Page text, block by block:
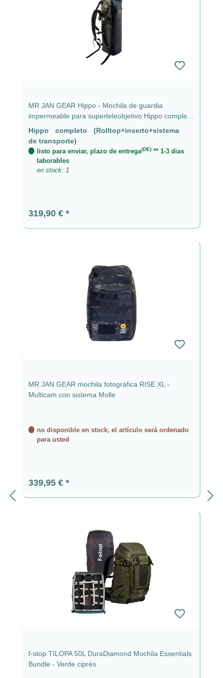
MR JAN GEAR Hippo - Mochila de guardia
impermeable para superteleobjetivo Hippo completa
(cierre enrollable + inserto + sistema de transporte)
Hippo completo (Rolltop+inserto+sistema
de transporte)
listo para enviar, plazo de entrega(DE) ** 1-3 dias
laborables
en stock: 1
Precio normal:
319,90 €
MR JAN GEAR mochila fotográfica RISE XL -
Multicam con sistema Molle
no disponible en stock, el artículo será ordenado
para usted
Precio normal:
339,95 €
f-stop TILOPA 50L DuraDiamond Mochila Essentials
Bundle - Verde ciprés